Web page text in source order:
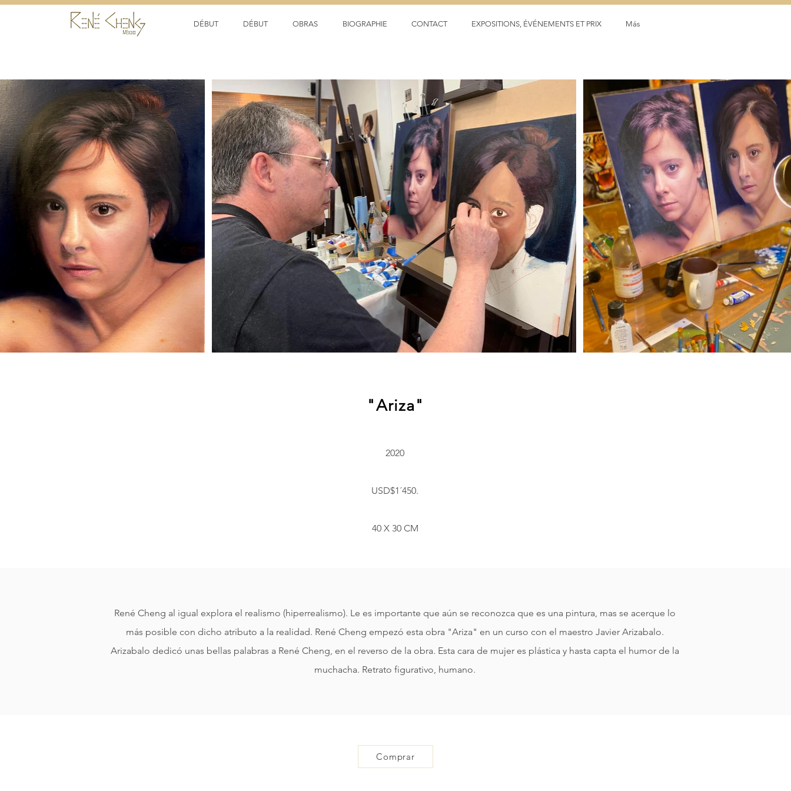
DÉBUT DÉBUT OBRAS BIOGRAPHIE CONTACT EXPOSITIONS, ÉVÉNEMENTS ET PRIX Más
"Ariza"
2020
USD$1´450.
40 X 30 CM
René Cheng al igual explora el realismo (hiperrealismo). Le es importante que aún se reconozca que es una pintura, mas se acerque lo
más posible con dicho atributo a la realidad. René Cheng empezó esta obra "Ariza" en un curso con el maestro Javier Arizabalo.
Arizabalo dedicó unas bellas palabras a René Cheng, en el reverso de la obra. Esta cara de mujer es plástica y hasta capta el humor de la
muchacha. Retrato figurativo, humano.
Comprar